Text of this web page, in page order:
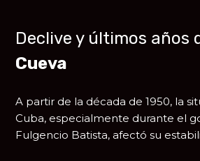
Declive y últimos años
Cueva
A partir de la década de 1950, la
Cuba, especialmente durante el
Fulgencio Batista, afectó su